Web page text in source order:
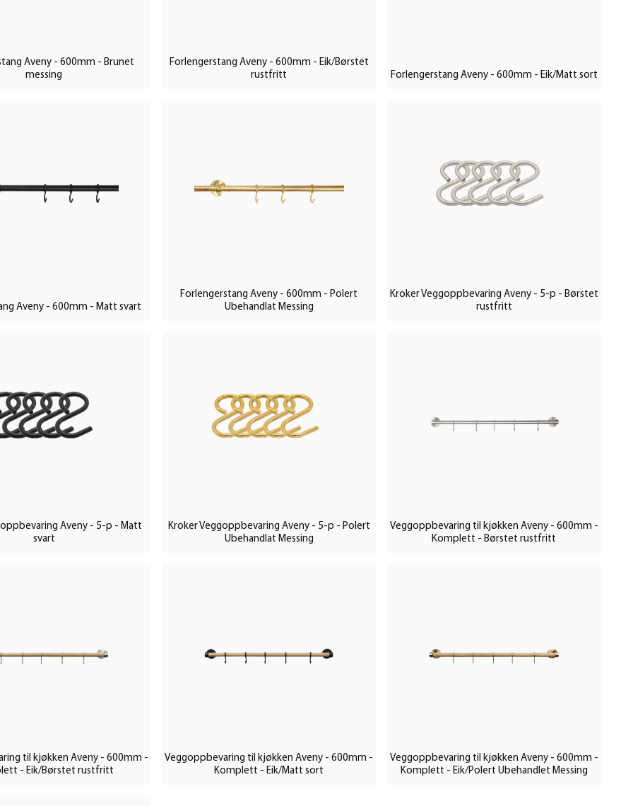
foran. Oppbevaring Aveny er
å ta opp plass på benkeplaten,
Aveny - 600mm - Brunet
messing
Forlengerstang Aveny - 600mm - Eik/Børstet
rustfritt
Forlengerstang Aveny - 600mm - Eik/Matt sort
Aveny - 600mm - Matt svart
Forlengerstang Aveny - 600mm - Polert
Ubehandlat Messing
Kroker Veggoppbevaring Aveny - 5-p - Børstet
rustfritt
Aveny - 5-p - Matt
svart
Kroker Veggoppbevaring Aveny - 5-p - Polert
Ubehandlat Messing
Veggoppbevaring til kjøkken Aveny - 600mm -
Komplett - Børstet rustfritt
til kjøkken Aveny - 600mm -
- Eik/Børstet rustfritt
Veggoppbevaring til kjøkken Aveny - 600mm -
Komplett - Eik/Matt sort
Veggoppbevaring til kjøkken Aveny - 600mm -
Komplett - Eik/Polert Ubehandlet Messing